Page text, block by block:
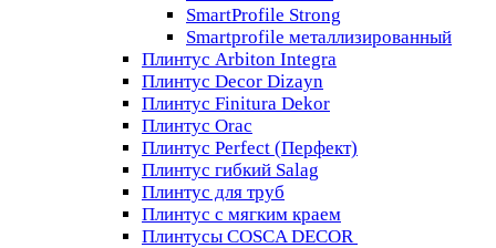
SmartProfile Strong
Smartprofile металлизированный
Плинтус Arbiton Integra
Плинтус Decor Dizayn
Плинтус Finitura Dekor
Плинтус Orac
Плинтус Perfect (Перфект)
Плинтус гибкий Salag
Плинтус для труб
Плинтус с мягким краем
Плинтусы COSCA DECOR